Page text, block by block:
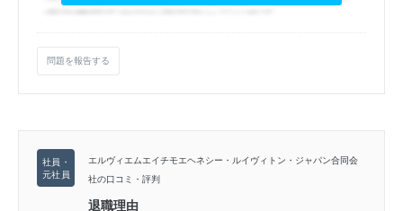
問題を報告する
エルヴィエムエイチモエヘネシー・ルイヴィトン・ジャパン合同会
社の口コミ・評判
退職理由